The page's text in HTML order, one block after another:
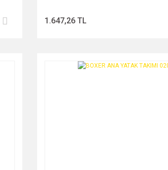
1.647,26 TL